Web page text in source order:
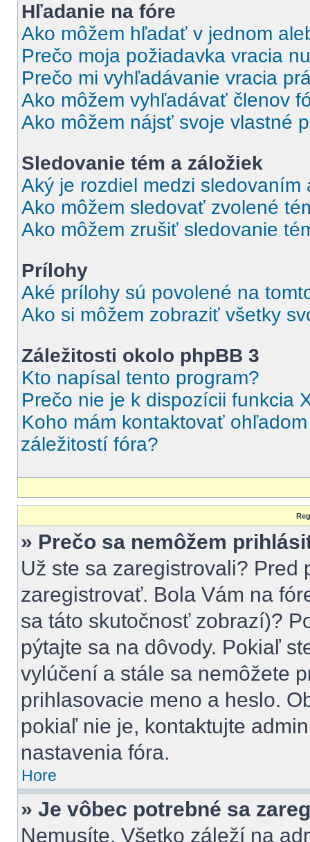
Hľadanie na fóre
Ako môžem hľadať v jednom
Prečo moja požiadavka vracia
Prečo mi vyhľadávanie vracia
Ako môžem vyhľadávať členov
Ako môžem nájsť svoje vlastné
Sledovanie tém a záložiek
Aký je rozdiel medzi sledovaním
Ako môžem sledovať zvolené
Ako môžem zrušiť sledovanie
Prílohy
Aké prílohy sú povolené na
Ako si môžem zobraziť všetky
Záležitosti okolo phpBB 3
Kto napísal tento program?
Prečo nie je k dispozícii funkcia
Koho mám kontaktovať
záležitostí fóra?
» Prečo sa nemôžem
Už ste sa zaregistrovali?
zaregistrovať. Bola Vám na
sa táto skutočnosť zobrazí)?
pýtajte sa na dôvody. Pokiaľ
vylúčení a stále sa nemôžete
prihlasovacie meno a heslo.
pokiaľ nie je, kontaktujte
nastavenia fóra.
Hore
» Je vôbec potrebné sa
Nemusíte. Všetko záleží na